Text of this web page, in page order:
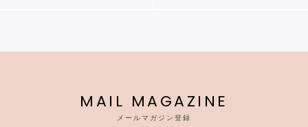
MAIL MAGAZINE
メールマガジン登録